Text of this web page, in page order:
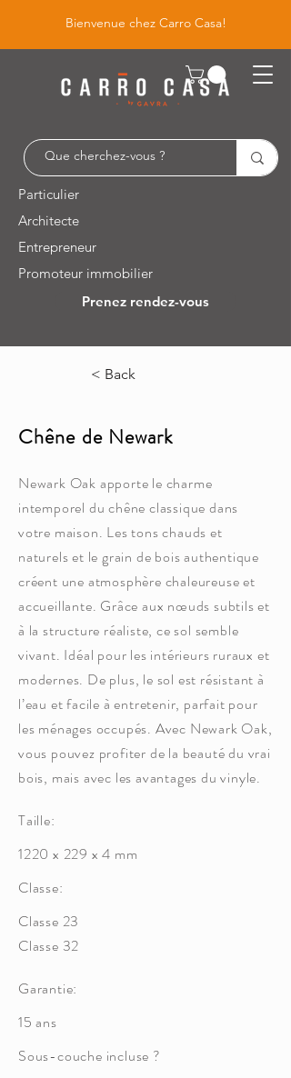
Bienvenue chez Carro Casa!
Particulier
Architecte
Entrepreneur
Promoteur immobilier
Prenez rendez-vous
Leuvensesteenweg 526 / 1930 Zaventem
< Back
Chêne de Newark
Newark Oak apporte le charme
intemporel du chêne classique dans
votre maison. Les tons chauds et
naturels et le grain de bois authentique
créent une atmosphère chaleureuse et
accueillante. Grâce aux nœuds subtils et
à la structure réaliste, ce sol semble
vivant. Idéal pour les intérieurs ruraux et
modernes. De plus, le sol est résistant à
l’eau et facile à entretenir, parfait pour
les ménages occupés. Avec Newark Oak,
vous pouvez profiter de la beauté du vrai
bois, mais avec les avantages du vinyle.
Taille:
1220 x 229 x 4 mm
Classe:
Classe 23
Classe 32
Garantie:
15 ans
Sous-couche incluse ?